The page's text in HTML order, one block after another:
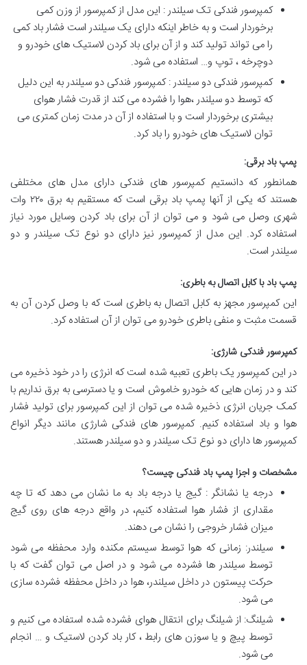
کمپرسور فندکی تک سیلندر : این مدل از کمپرسور از وزن کمی
برخوردار است و به خاطر اینکه دارای یک سیلندر است فشار باد کمی
را می تواند تولید کند و از آن برای باد کردن لاستیک های خودرو و
دوچرخه ، توپ و… استفاده می شود.
کمپرسور فندکی دو سیلندر : کمپرسور فندکی دو سیلندر به این دلیل
که توسط دو سیلندر ،هوا را فشرده می کند از قدرت فشار هوای
بیشتری برخوردار است و با استفاده از آن در مدت زمان کمتری می
توان لاستیک های خودرو را باد کرد.
پمپ باد برقی:
همانطور که دانستیم کمپرسور های فندکی دارای مدل های مختلفی
هستند که یکی از آنها پمپ باد برقی است که مستقیم به برق ۲۲۰ وات
شهری وصل می شود و می توان از آن برای باد کردن وسایل مورد نیاز
استفاده کرد. این مدل از کمپرسور نیز دارای دو نوع تک سیلندر و دو
سیلندر است.
پمپ باد با کابل اتصال به باطری:
این کمپرسور مجهز به کابل اتصال به باطری است که با وصل کردن آن به
قسمت مثبت و منفی باطری خودرو می توان از آن استفاده کرد.
کمپرسور فندکی شارژی:
در این کمپرسور یک باطری تعبیه شده است که انرژی را در خود ذخیره می
کند و در زمان هایی که خودرو خاموش است و یا دسترسی به برق نداریم با
کمک جریان انرژی ذخیره شده می توان از این کمپرسور برای تولید فشار
هوا و باد استفاده کنیم. کمپرسور های فندکی شارژی مانند دیگر انواع
کمپرسور ها دارای دو نوع تک سیلندر و دو سیلندر هستند.
مشخصات و اجزا پمپ باد فندکی چیست؟
درجه یا نشانگر : گیج یا درجه باد به ما نشان می دهد که تا چه
مقداری از فشار هوا استفاده کنیم، در واقع درجه های روی گیج
میزان فشار خروجی را نشان می دهند.
سیلندر: زمانی که هوا توسط سیستم مکنده وارد محفظه می شود
توسط سیلندر ها فشرده می شود و در اصل می توان گفت که با
حرکت پیستون در داخل سیلندر، هوا در داخل محفظه فشرده سازی
می شود.
شیلنگ: از شیلنگ برای انتقال هوای فشرده شده استفاده می کنیم و
توسط پیچ و یا سوزن های رابط ، کار باد کردن لاستیک و … انجام
می شود.